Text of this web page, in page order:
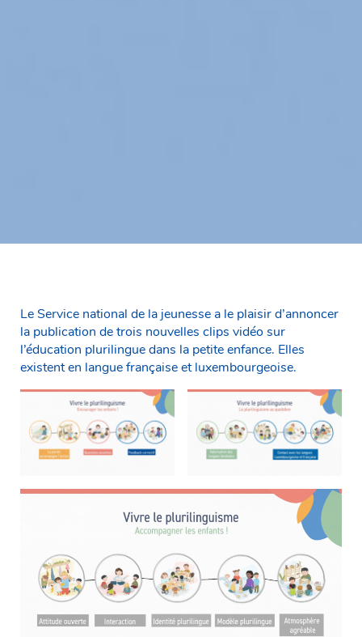
Le Service national de la jeunesse a le plaisir d’annoncer
la publication de trois nouvelles clips vidéo sur
l’éducation plurilingue dans la petite enfance. Elles
existent en langue française et luxembourgeoise.